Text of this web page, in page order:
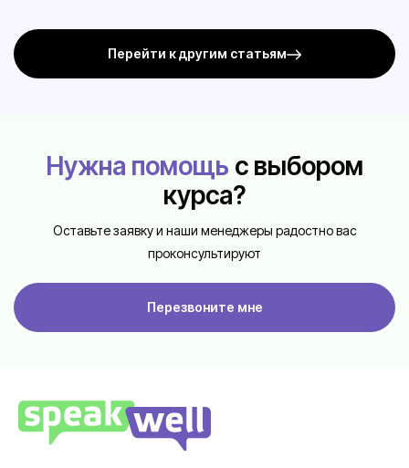
Перейти к другим статьям
Нужна помощь с выбором
курса?
Оставьте заявку и наши менеджеры радостно вас
проконсультируют
Перезвоните мне